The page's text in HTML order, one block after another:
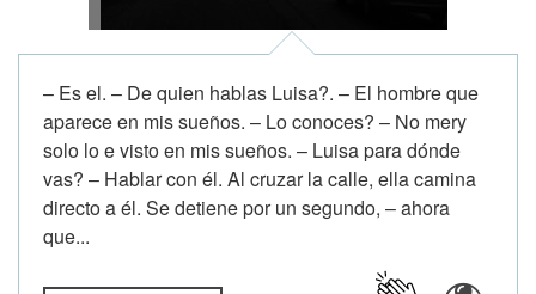
– Es el. – De quien hablas Luisa?. – El hombre que
aparece en mis sueños. – Lo conoces? – No mery
solo lo e visto en mis sueños. – Luisa para dónde
vas? – Hablar con él. Al cruzar la calle, ella camina
directo a él. Se detiene por un segundo, – ahora
que...